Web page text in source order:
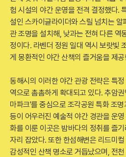
험 시설의 야간 운영을 전격 결정했다.
설인 스카이글라이더와 스릴 넘치는 알
관 조명을 설치해, 낮과는 전혀 다른 역
정이다. 라벤더 정원 일대 역시 보랏빛
게 몽환적인 야간 산책의 즐거움을 제
동해시의 이러한 야간 관광 전략은 특
역으로 촘촘하게 확대되고 있다. 추암
마파크'를 중심으로 조각공원 특화 조
등이 어우러진 예술적 야간 경관을 운
화를 이룬 이곳은 밤바다의 정취를 즐
자리 잡았다. 또한 한섬해변은 리드미
감성적인 산책 명소로 거듭났으며, 전